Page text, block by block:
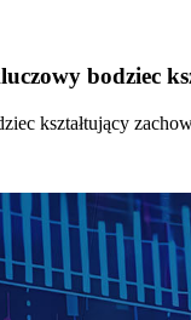
bodziec
kształtujący